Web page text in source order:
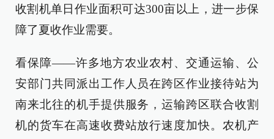
收割机单日作业面积可达300亩以上，进一步保
障了夏收作业需要。
看保障——许多地方农业农村、交通运输、公
安部门共同派出工作人员在跨区作业接待站为
南来北往的机手提供服务，运输跨区联合收割
机的货车在高速收费站放行速度加快。农机产